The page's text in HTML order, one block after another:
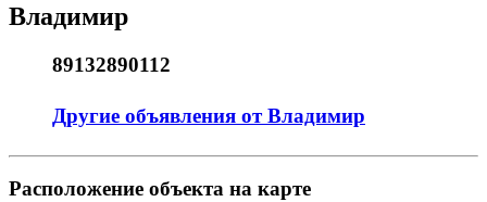
Владимир
89132890112
Другие объявления от Владимир
Pасположение объекта на карте